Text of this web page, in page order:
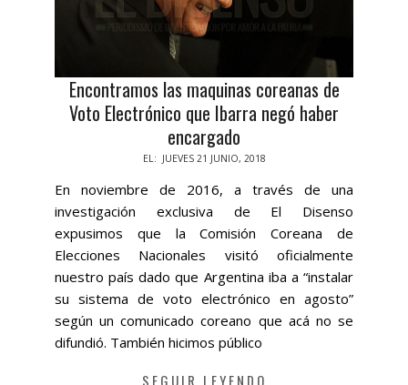
Encontramos las maquinas coreanas de
Voto Electrónico que Ibarra negó haber
encargado
EL: JUEVES 21 JUNIO, 2018
En noviembre de 2016, a través de una
investigación exclusiva de El Disenso
expusimos que la Comisión Coreana de
Elecciones Nacionales visitó oficialmente
nuestro país dado que Argentina iba a “instalar
su sistema de voto electrónico en agosto”
según un comunicado coreano que acá no se
difundió. También hicimos público
SEGUIR LEYENDO